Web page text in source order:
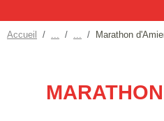
Accueil Marathon